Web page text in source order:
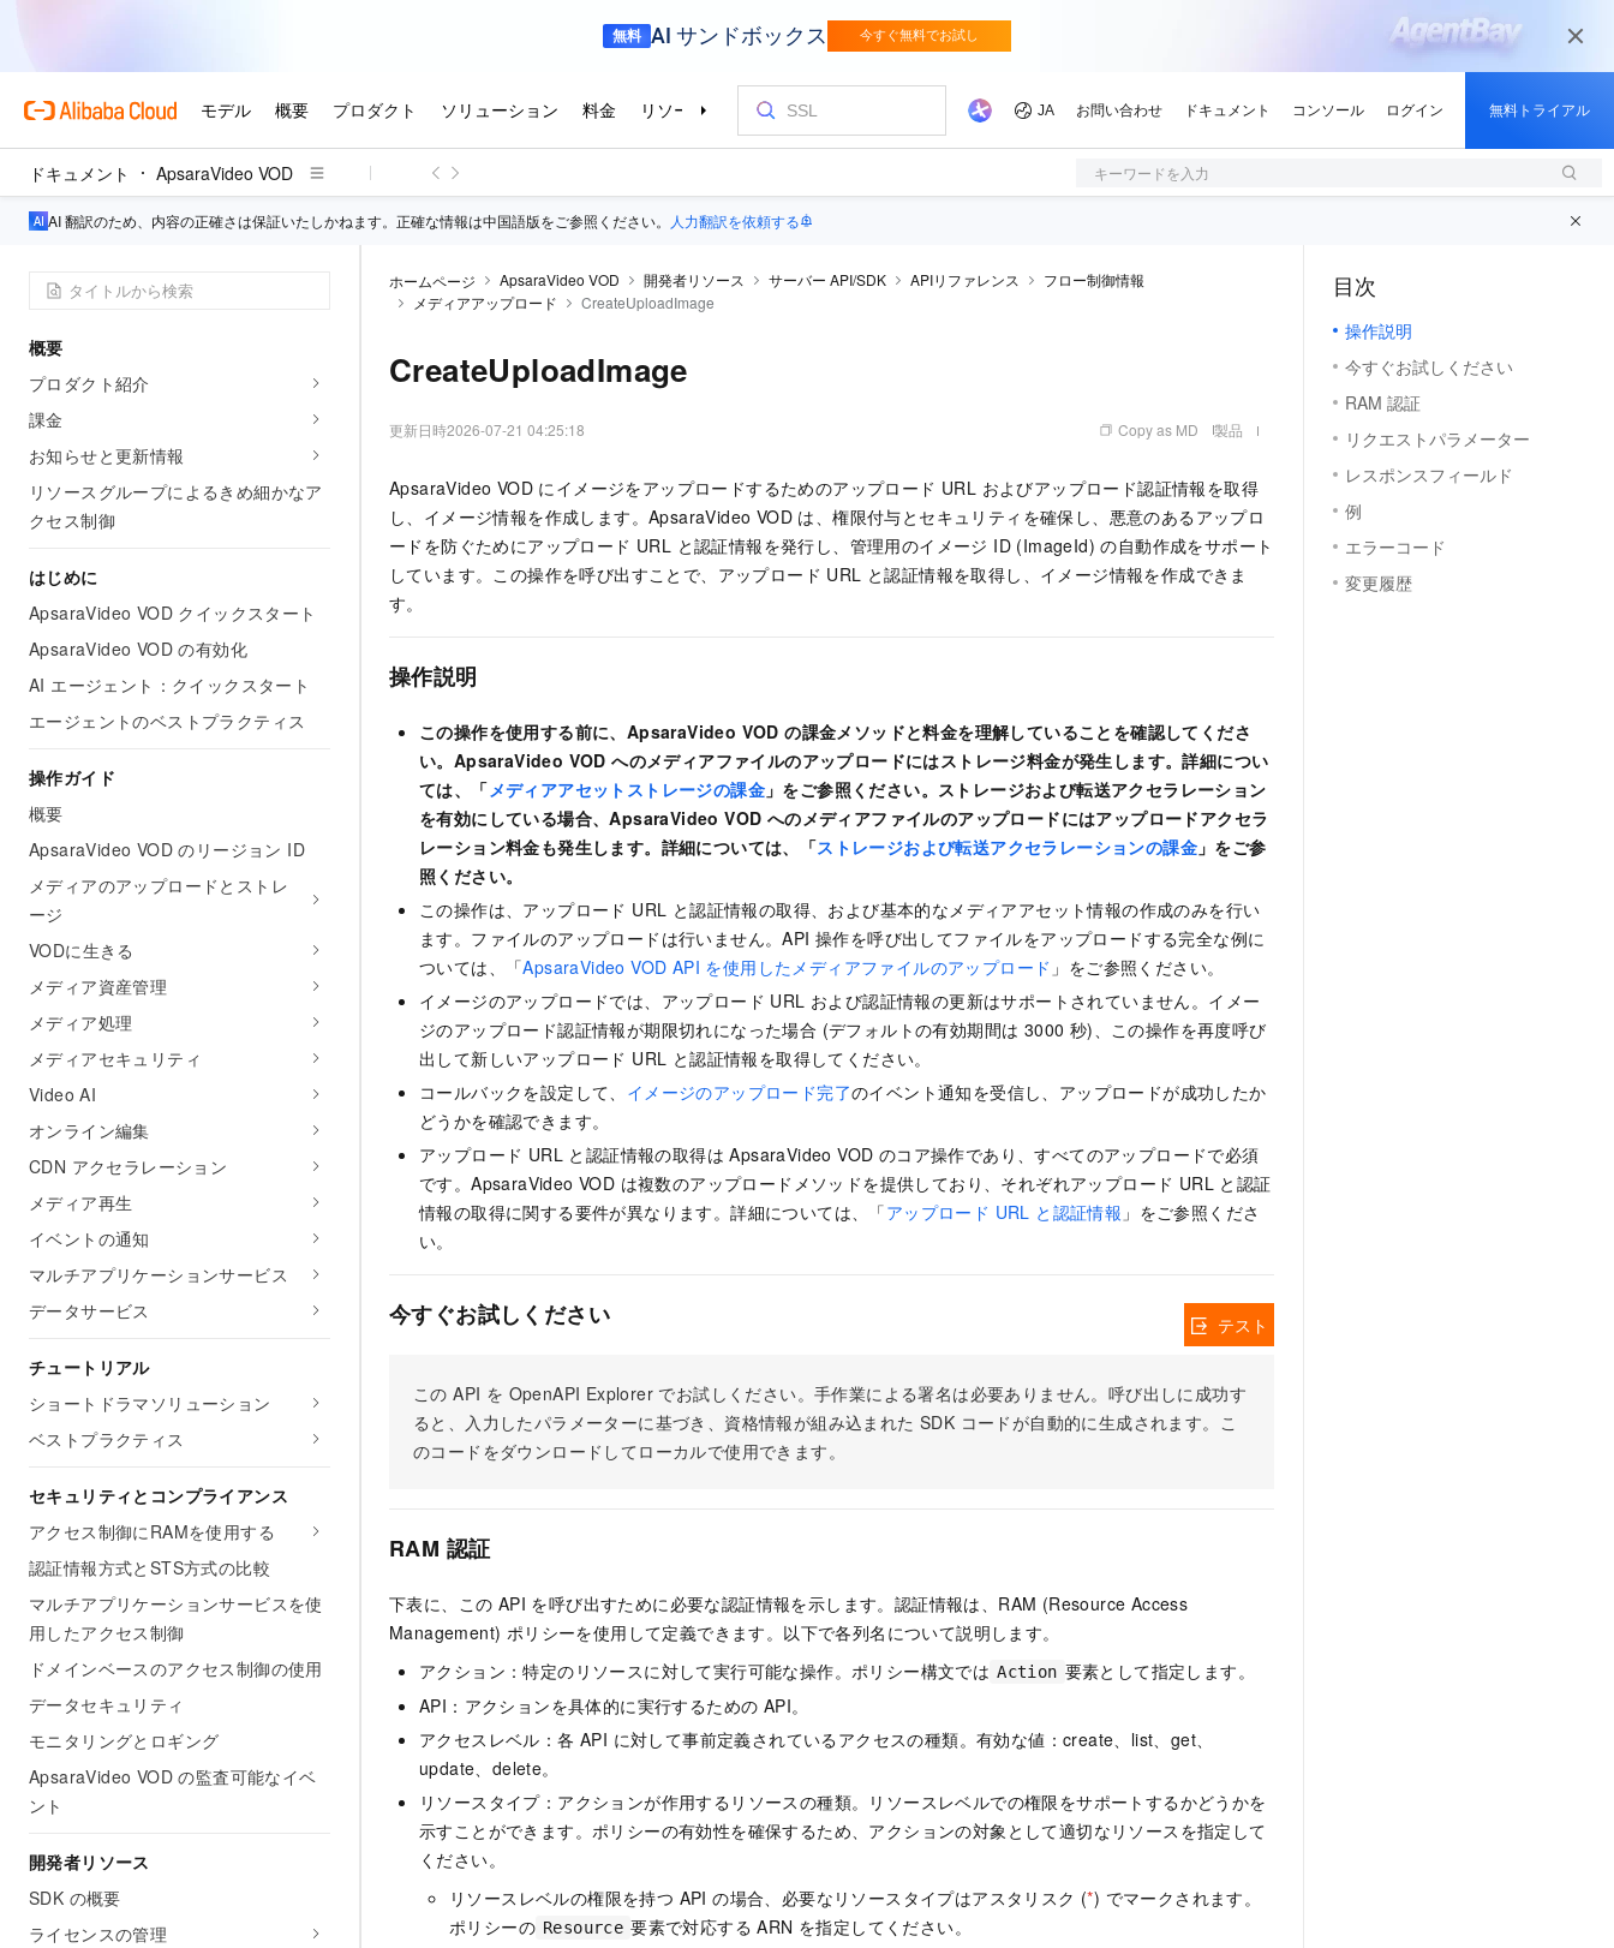
ドキュメント ApsaraVideo VOD キーワードを入力
AI 翻訳のため、内容の正確さは保証いたしかねます。正確な情報は中国語版をご参照ください。 人力翻訳を依頼する
概要
プロダクト紹介
課金
お知らせと更新情報
リソースグループによるきめ細かなア
クセス制御
はじめに
ApsaraVideo VOD クイックスタート
ApsaraVideo VOD の有効化
AI エージェント：クイックスタート
エージェントのベストプラクティス
操作ガイド
概要
ApsaraVideo VOD のリージョン ID
メディアのアップロードとストレ
ージ
VODに生きる
メディア資産管理
メディア処理
メディアセキュリティ
Video AI
オンライン編集
CDN アクセラレーション
メディア再生
イベントの通知
マルチアプリケーションサービス
データサービス
チュートリアル
ショートドラマソリューション
ベストプラクティス
セキュリティとコンプライアンス
アクセス制御にRAMを使用する
認証情報方式とSTS方式の比較
マルチアプリケーションサービスを使
用したアクセス制御
ドメインベースのアクセス制御の使用
データセキュリティ
モニタリングとロギング
ApsaraVideo VOD の監査可能なイベ
ント
開発者リソース
SDK の概要
ライセンスの管理
ホームページ ApsaraVideo VOD 開発者リソース サーバー API/SDK APIリファレンス
フロー制御情報
メディアアップロード
CreateUploadImage
CreateUploadImage
更新日時2026-07-21 04:25:18 Copy as MD 製品
ApsaraVideo VOD にイメージをアップロードするためのアップロード URL およびアップロード認証情報を取得
し、イメージ情報を作成します。ApsaraVideo VOD は、権限付与とセキュリティを確保し、悪意のあるアップロ
ードを防ぐためにアップロード URL と認証情報を発行し、管理用のイメージ ID (ImageId) の自動作成をサポート
しています。この操作を呼び出すことで、アップロード URL と認証情報を取得し、イメージ情報を作成できま
す。
操作説明
この操作を使用する前に、ApsaraVideo VOD の課金メソッドと料金を理解していることを確認してくださ
い。ApsaraVideo VOD へのメディアファイルのアップロードにはストレージ料金が発生します。詳細につい
ては、「メディアアセットストレージの課金 」をご参照ください。ストレージおよび転送アクセラレーション
を有効にしている場合、ApsaraVideo VOD へのメディアファイルのアップロードにはアップロードアクセラ
レーション料金も発生します。詳細については、「ストレージおよび転送アクセラレーションの課金 」をご参
照ください。
この操作は、アップロード URL と認証情報の取得、および基本的なメディアアセット情報の作成のみを行い
ます。ファイルのアップロードは行いません。API 操作を呼び出してファイルをアップロードする完全な例に
ついては、「ApsaraVideo VOD API を使用したメディアファイルのアップロード 」をご参照ください。
イメージのアップロードでは、アップロード URL および認証情報の更新はサポートされていません。イメー
ジのアップロード認証情報が期限切れになった場合 (デフォルトの有効期間は 3000 秒)、この操作を再度呼び
出して新しいアップロード URL と認証情報を取得してください。
コールバックを設定して、 イメージのアップロード完了のイベント通知を受信し、アップロードが成功したか
どうかを確認できます。
アップロード URL と認証情報の取得は ApsaraVideo VOD のコア操作であり、すべてのアップロードで必須
です。ApsaraVideo VOD は複数のアップロードメソッドを提供しており、それぞれアップロード URL と認証
情報の取得に関する要件が異なります。詳細については、「アップロード URL と認証情報 」をご参照くださ
い。
今すぐお試しください
この API を OpenAPI Explorer でお試しください。手作業による署名は必要ありません。呼び出しに成功す
ると、入力したパラメーターに基づき、資格情報が組み込まれた SDK コードが自動的に生成されます。こ
のコードをダウンロードしてローカルで使用できます。
テスト
RAM 認証
下表に、この API を呼び出すために必要な認証情報を示します。認証情報は、RAM (Resource Access
Management) ポリシーを使用して定義できます。以下で各列名について説明します。
アクション：特定のリソースに対して実行可能な操作。ポリシー構文では Action 要素として指定します。
API：アクションを具体的に実行するための API。
アクセスレベル：各 API に対して事前定義されているアクセスの種類。有効な値：create、list、get、
update、delete。
リソースタイプ：アクションが作用するリソースの種類。リソースレベルでの権限をサポートするかどうかを
示すことができます。ポリシーの有効性を確保するため、アクションの対象として適切なリソースを指定して
ください。
リソースレベルの権限を持つ API の場合、必要なリソースタイプはアスタリスク (*) でマークされます。
ポリシーの Resource 要素で対応する ARN を指定してください。
目次
操作説明
今すぐお試しください
RAM 認証
リクエストパラメーター
レスポンスフィールド
例
エラーコード
変更履歴